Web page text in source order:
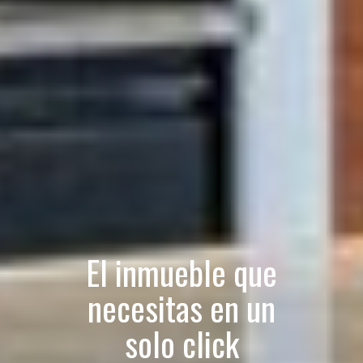
El inmueble que
necesitas en un
solo click